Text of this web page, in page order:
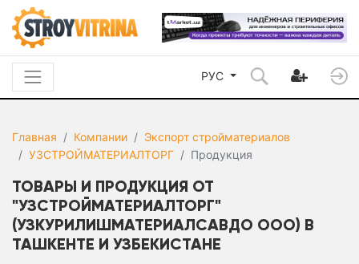
РУС
Главная Компании
Экспорт стройматериалов
УЗСТРОЙМАТЕРИАЛТОРГ
Продукция
ТОВАРЫ И ПРОДУКЦИЯ ОТ
"УЗСТРОЙМАТЕРИАЛТОРГ"
(УЗКУРИЛИШМАТЕРИАЛСАВДО ООО) В
ТАШКЕНТЕ И УЗБЕКИСТАНЕ